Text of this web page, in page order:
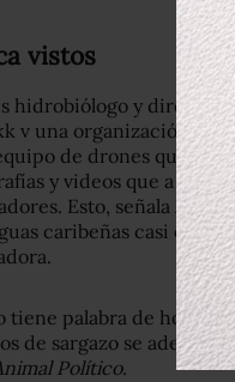
vistos
hidrobiólogo y director
v una organización
de drones que
y videos que a
Esto, señala
caribeñas casi en
tiene palabra de honor
de sargazo se
Político.